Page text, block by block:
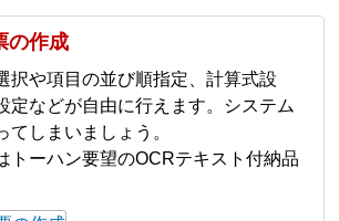
の作成
択や項目の並び順指定、計算式設
定などが自由に行えます。システム
てしまいましょう。
トーハン要望のOCRテキスト付納品